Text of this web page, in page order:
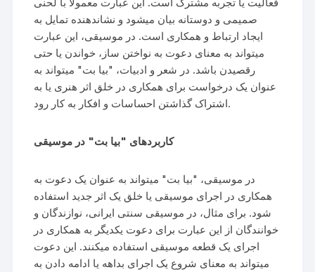
صمیمی و دوستانه بیان میشود و نشاندهنده تمایل به
ایجاد ارتباط و همکاری است. در موسیقی، این عبارت
میتواند به معنای دعوت به نواختن ساز، خواندن یا حتی
رقصیدن باشد. در شعر و ادبیات، "بیا بت" میتواند به
عنوان یک درخواست برای همکاری در خلق اثر هنری یا به
اشتراک گذاشتن احساسات و افکار به کار رود.
کاربردهای "بیا بت" در موسیقی
در موسیقی، "بیا بت" میتواند به عنوان یک دعوت به
همکاری در اجرای موسیقی یا خلق یک اثر جدید استفاده
شود. برای مثال، در موسیقی سنتی ایرانی، نوازندگان و
خوانندگان از این عبارت برای دعوت یکدیگر به همکاری در
اجرای یک قطعه موسیقی استفاده میکنند. این دعوت
میتواند به معنای شروع یک اجرای بداهه یا ادامه دادن به